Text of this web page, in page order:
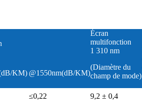
Écran
multifonction
1 310 nm
(Diamètre du
champ de mode)
KM) @1550nm(dB/KM)
≤0,22 9,2 ± 0,4